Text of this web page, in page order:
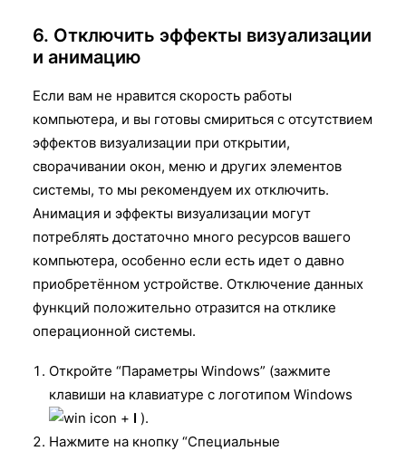
6. Отключить эффекты визуализации
и анимацию
Если вам не нравится скорость работы
компьютера, и вы готовы смириться с отсутствием
эффектов визуализации при открытии,
сворачивании окон, меню и других элементов
системы, то мы рекомендуем их отключить.
Анимация и эффекты визуализации могут
потреблять достаточно много ресурсов вашего
компьютера, особенно если есть идет о давно
приобретённом устройстве. Отключение данных
функций положительно отразится на отклике
операционной системы.
Откройте “Параметры Windows” (зажмите
клавиши на клавиатуре с логотипом Windows
+ I ).
Нажмите на кнопку “Специальные